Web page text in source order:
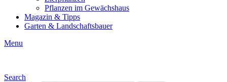
Pflanzen im Gewächshaus
Magazin & Tipps
Garten & Landschaftsbauer
Menu
Search